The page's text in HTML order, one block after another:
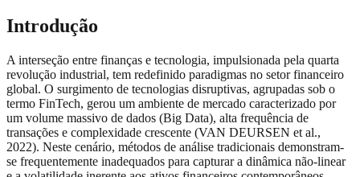
Introdução
A interseção entre finanças e tecnologia, impulsionada pela quarta
revolução industrial, tem redefinido paradigmas no setor financeiro
global. O surgimento de tecnologias disruptivas, agrupadas sob o
termo FinTech, gerou um ambiente de mercado caracterizado por
um volume massivo de dados (Big Data), alta frequência de
transações e complexidade crescente (VAN DEURSEN et al.,
2022). Neste cenário, métodos de análise tradicionais demonstram-
se frequentemente inadequados para capturar a dinâmica não-linear